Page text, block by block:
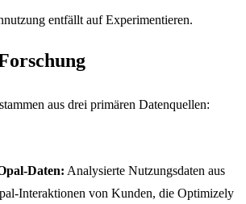
entfällt auf Experimentieren.
aus drei primären Datenquellen:
Daten: Analysierte Nutzungsdaten aus
Interaktionen von Kunden, die Optimizely